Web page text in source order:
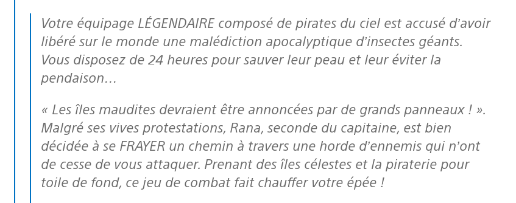
Votre équipage LÉGENDAIRE composé de pirates du ciel est accusé d’avoir
libéré sur le monde une malédiction apocalyptique d’insectes géants.
Vous disposez de 24 heures pour sauver leur peau et leur éviter la
pendaison…
« Les îles maudites devraient être annoncées par de grands panneaux ! ».
Malgré ses vives protestations, Rana, seconde du capitaine, est bien
décidée à se FRAYER un chemin à travers une horde d’ennemis qui n’ont
de cesse de vous attaquer. Prenant des îles célestes et la piraterie pour
toile de fond, ce jeu de combat fait chauffer votre épée !